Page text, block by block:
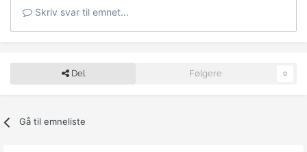
Skriv svar til emnet...
Del Følgere 0
Gå til emneliste